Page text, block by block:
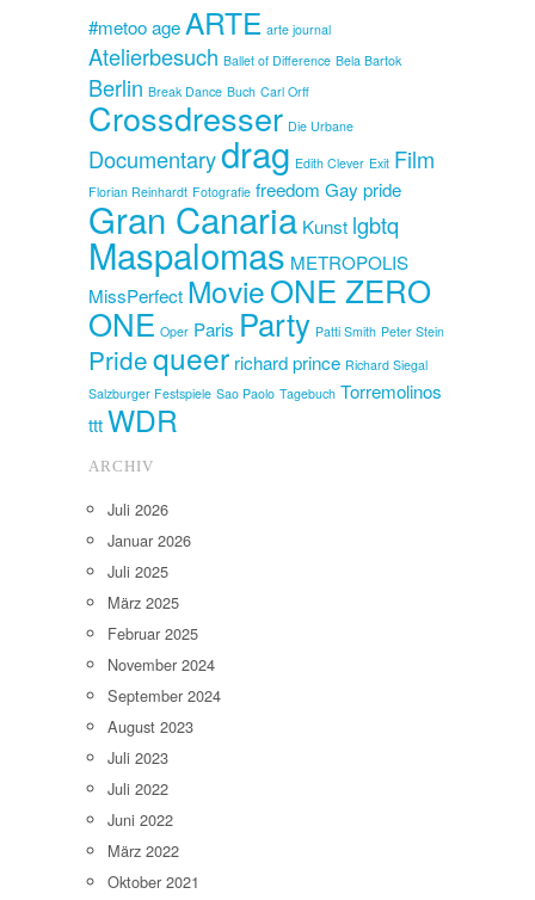
#metooageARTE arte journal
Atelierbesuch Ballet of Difference Bela Bartok
Berlin Break Dance Buch Carl Orff
Crossdresser Die Urbane
Documentarydrag Edith Clever Exit Film
Florian Reinhardt Fotografie freedom Gay pride
Gran Canaria Kunst lgbtq
Maspalomas METROPOLIS
MissPerfect MovieONE ZERO
ONE Oper Paris Party Patti Smith Peter Stein
Pridequeer richard prince Richard Siegal
Salzburger Festspiele Sao Paolo Tagebuch Torremolinos
tttWDR
ARCHIV
Juli 2026
Januar 2026
Juli 2025
März 2025
Februar 2025
November 2024
September 2024
August 2023
Juli 2023
Juli 2022
Juni 2022
März 2022
Oktober 2021